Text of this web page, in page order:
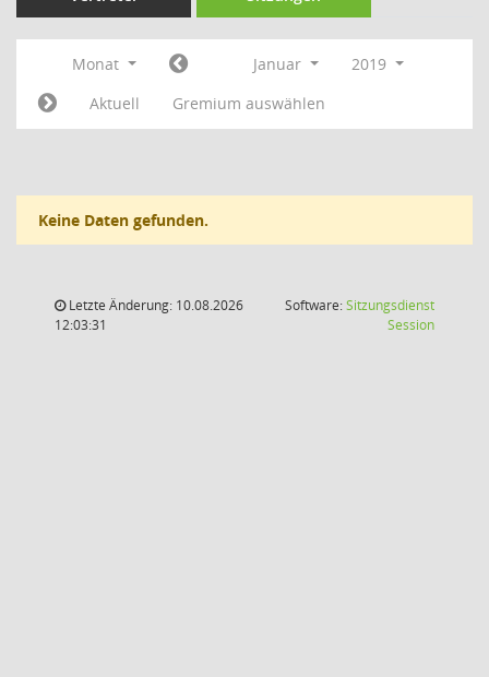
Monat Januar
2019
Aktuell
Gremium auswählen
Keine Daten gefunden.
Letzte Änderung: 10.08.2026
12:03:31
Software:Sitzungsdienst
Session(Wird in